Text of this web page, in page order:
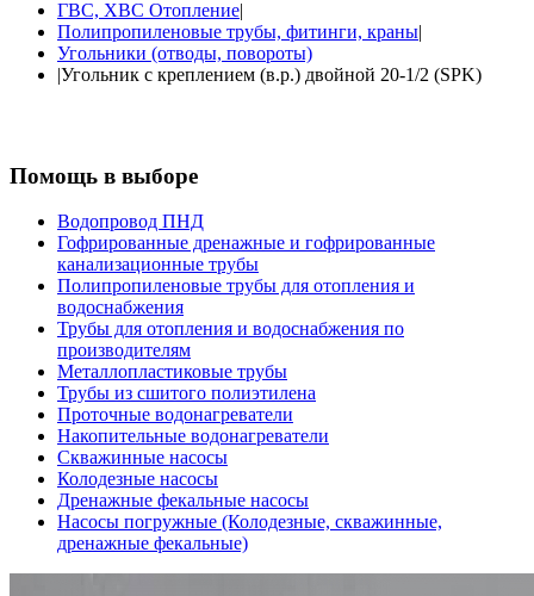
ГВС, ХВС Отопление|
Полипропиленовые трубы, фитинги, краны|
Угольники (отводы, повороты)
|Угольник с креплением (в.р.) двойной 20-1/2 (SPK)
Помощь в выборе
Водопровод ПНД
Гофрированные дренажные и гофрированные
канализационные трубы
Полипропиленовые трубы для отопления и
водоснабжения
Трубы для отопления и водоснабжения по
производителям
Металлопластиковые трубы
Трубы из сшитого полиэтилена
Проточные водонагреватели
Накопительные водонагреватели
Скважинные насосы
Колодезные насосы
Дренажные фекальные насосы
Насосы погружные (Колодезные, скважинные,
дренажные фекальные)